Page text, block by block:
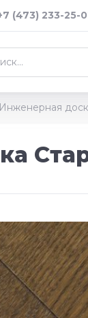
(473) 233-25-
Инженерная